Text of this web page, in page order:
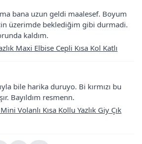
bana uzun geldi maalesef. Boyum
üzerimde beklediğim gibi durmadi.
kaldım.
Maxi Elbise Cepli Kısa Kol Katlı
bile harika duruyo. Bi kırmızı bu
Bayıldım resmenn.
Mini Volanlı Kısa Kollu Yazlık Giy Çık